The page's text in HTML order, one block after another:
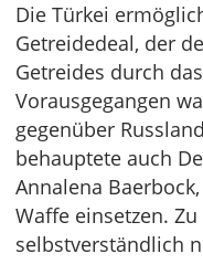
Die Türkei
Getreidedeal, der
Getreides durch
Vorausgegangen
gegenüber
behauptete auch
Annalena
Waffe einsetzen.
selbstverständlich